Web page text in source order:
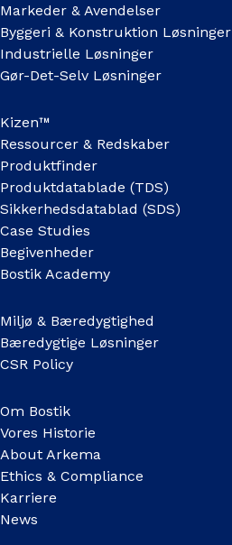
Markeder & Avendelser
Byggeri & Konstruktion Løsninger
Industrielle Løsninger
Gør-Det-Selv Løsninger
Kizen™
Ressourcer & Redskaber
Produktfinder
Produktdatablade (TDS)
Sikkerhedsdatablad (SDS)
Case Studies
Begivenheder
Bostik Academy
Miljø & Bæredygtighed
Bæredygtige Løsninger
CSR Policy
Om Bostik
Vores Historie
About Arkema
Ethics & Compliance
Karriere
News